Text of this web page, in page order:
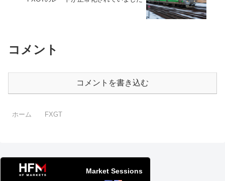
コメント
コメントを書き込む
ホーム FXGT
Market Sessions